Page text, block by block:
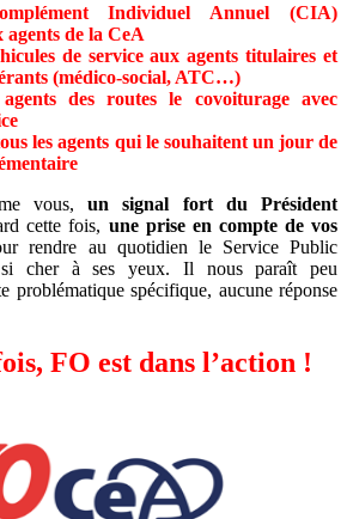
Individuel Annuel (CIA)
agents de la CeA
de service aux agents titulaires et
(médico-social, ATC…)
des routes le covoiturage avec
les agents qui le souhaitent un jour de
vous, un signal fort du Président
cette fois, une prise en compte de vos
rendre au quotidien le Service Public
cher à ses yeux. Il nous paraît peu
problématique spécifique, aucune réponse
FO est dans l’action !